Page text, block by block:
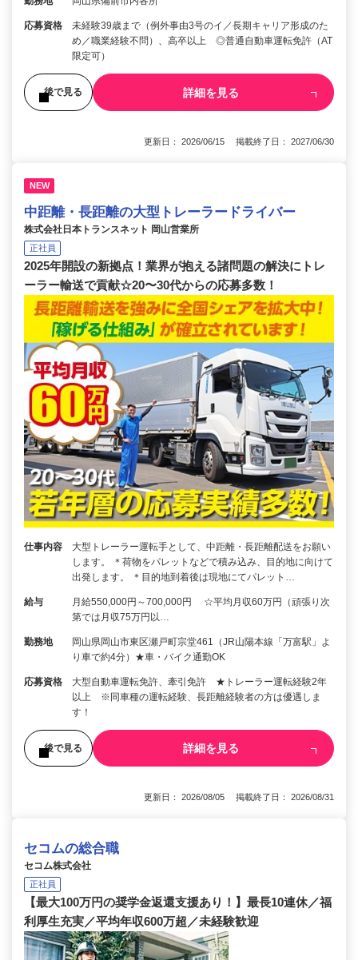
応募資格
未経験39歳まで（例外事由3号のイ／長期キャリア形成のた
め／職業経験不問）、高卒以上 ◎普通自動車運転免許（AT
限定可）
後で見る 詳細を見る
更新日： 2026/06/15 掲載終了日： 2027/06/30
NEW
中距離・長距離の大型トレーラードライバー
株式会社日本トランスネット 岡山営業所
正社員
2025年開設の新拠点！業界が抱える諸問題の解決にトレ
ーラー輸送で貢献☆20〜30代からの応募多数！
仕事内容
大型トレーラー運転手として、中距離・長距離配送をお願い
します。 ＊荷物をパレットなどで積み込み、目的地に向けて
出発します。 ＊目的地到着後は現地にてパレット…
給与
月給550,000円～700,000円 ☆平均月収60万円（頑張り次
第では月収75万円以…
勤務地
岡山県岡山市東区瀬戸町宗堂461（JR山陽本線「万富駅」よ
り車で約4分）★車・バイク通勤OK
応募資格
大型自動車運転免許、牽引免許 ★トレーラー運転経験2年
以上 ※同車種の運転経験、長距離経験者の方は優遇しま
す！
後で見る 詳細を見る
更新日： 2026/08/05 掲載終了日： 2026/08/31
セコムの総合職
セコム株式会社
正社員
【最大100万円の奨学金返還支援あり！】最長10連休／福
利厚生充実／平均年収600万超／未経験歓迎